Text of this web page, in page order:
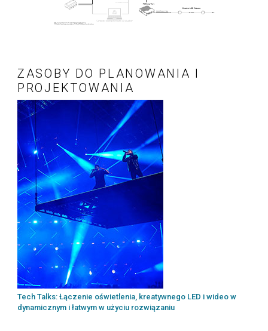
ZASOBY DO PLANOWANIA I
PROJEKTOWANIA
Tech Talks: Łączenie oświetlenia, kreatywnego LED i wideo w
dynamicznym i łatwym w użyciu rozwiązaniu